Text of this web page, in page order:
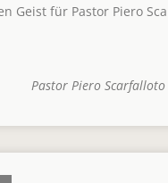
Geist für Pastor Piero
Pastor Piero Scarfalloto